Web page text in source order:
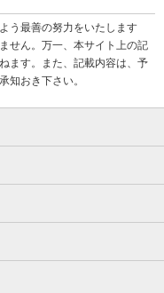
う最善の努力をいたします
せん。万一、本サイト上の記
ます。また、記載内容は、予
知おき下さい。